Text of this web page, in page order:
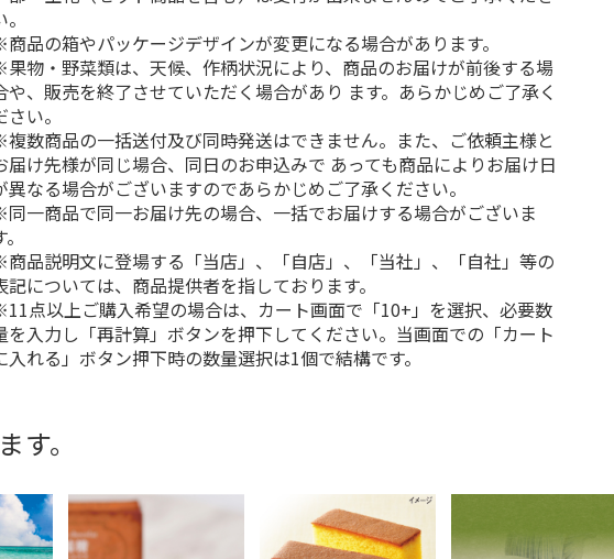
品の箱やパッケージデザインが変更になる場合があります。
物・野菜類は、天候、作柄状況により、商品のお届けが前後する場
や、販売を終了させていただく場合があり ます。あらかじめご了承く
さい。
数商品の一括送付及び同時発送はできません。また、ご依頼主様と
届け先様が同じ場合、同日のお申込みで あっても商品によりお届け日
異なる場合がございますのであらかじめご了承ください。
一商品で同一お届け先の場合、一括でお届けする場合がございま
品説明文に登場する「当店」、「自店」、「当社」、「自社」等の
記については、商品提供者を指しております。
点以上ご購入希望の場合は、カート画面で「10+」を選択、必要数
を入力し「再計算」ボタンを押下してください。当画面での「カート
入れる」ボタン押下時の数量選択は1個で結構です。
。